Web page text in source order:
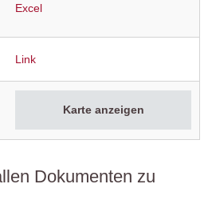
Excel
Link
Karte anzeigen
Dokumenten zu